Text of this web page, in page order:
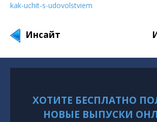
kak-uchit-s-udovolstviem
Инсайт
ХОТИТЕ БЕСПЛАТНО
НОВЫЕ ВЫПУСКИ